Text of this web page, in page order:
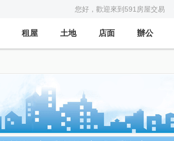
您好，歡迎來到591房屋交易
租屋 土地 店面 辦公